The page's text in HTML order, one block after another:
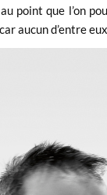
point que l’on
aucun d’entre